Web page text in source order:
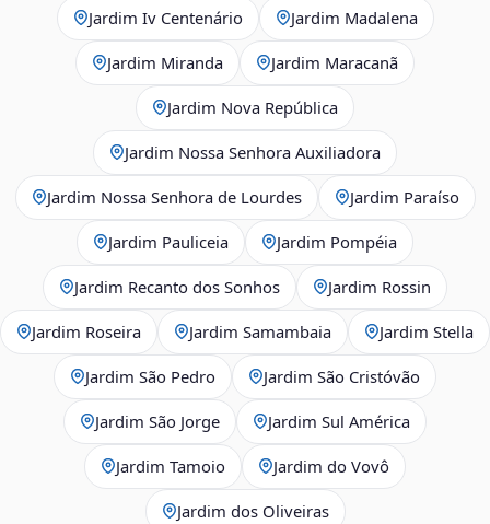
Jardim Iv Centenário Jardim Madalena
Jardim Miranda Jardim Maracanã
Jardim Nova República
Jardim Nossa Senhora Auxiliadora
Jardim Nossa Senhora de Lourdes Jardim Paraíso
Jardim Pauliceia Jardim Pompéia
Jardim Recanto dos Sonhos Jardim Rossin
Jardim Roseira Jardim Samambaia Jardim Stella
Jardim São Pedro Jardim São Cristóvão
Jardim São Jorge Jardim Sul América
Jardim Tamoio Jardim do Vovô
Jardim dos Oliveiras